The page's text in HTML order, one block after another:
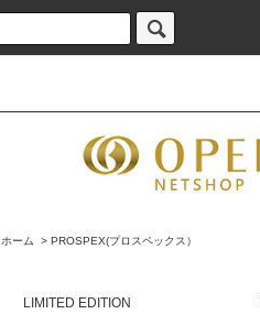
ホーム > PROSPEX(プロスペックス）
LIMITED EDITION